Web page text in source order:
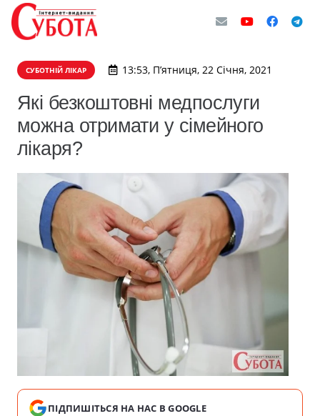
СУБОТНІЙ ЛІКАР 13:53, П’ятниця, 22 Січня, 2021
Які безкоштовні медпослуги
можна отримати у сімейного
лікаря?
ПІДПИШІТЬСЯ НА НАС В GOOGLE